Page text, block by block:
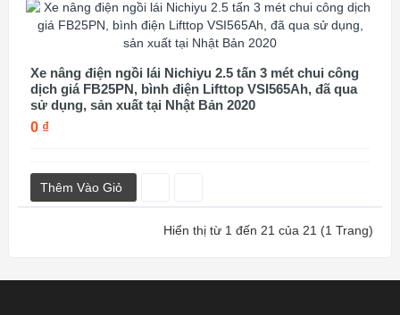
Xe nâng điện ngồi lái Nichiyu 2.5 tấn 3 mét chui công
dịch giá FB25PN, bình điện Lifttop VSI565Ah, đã qua
sử dụng, sản xuất tại Nhật Bản 2020
0 ₫
Thêm Vào Giỏ
Hiển thị từ 1 đến 21 của 21 (1 Trang)